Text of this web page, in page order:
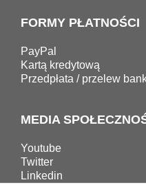
FORMY PŁATNOŚCI
PayPal
Kartą kredytową
Przedpłata / przelew
MEDIA
Youtube
Twitter
Linkedin